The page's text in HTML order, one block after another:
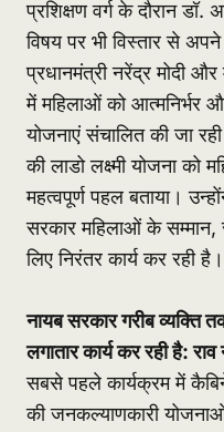
प्रशिक्षण वर्ग के दौरान डॉ.
विषय पर भी विस्तार से
प्रधानमंत्री नरेंद्र मोदी
में महिलाओं को
योजनाएं संचालित की जा
की लाडो लक्ष्मी योजना को
महत्वपूर्ण पहल बताया।
सरकार महिलाओं के
लिए निरंतर कार्य कर रही है।
नायब सरकार गरीब व्यक्ति
लगातार कार्य कर रही है: राव
सबसे पहले कार्यक्रम में
की जनकल्याणकारी